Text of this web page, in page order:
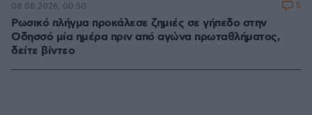
Ρωσικό πλήγμα προκάλεσε ζημιές σε γήπεδο στην
Οδησσό μία ημέρα πριν από αγώνα πρωταθλήματος,
δείτε βίντεο
08.08.2026, 00:50 5